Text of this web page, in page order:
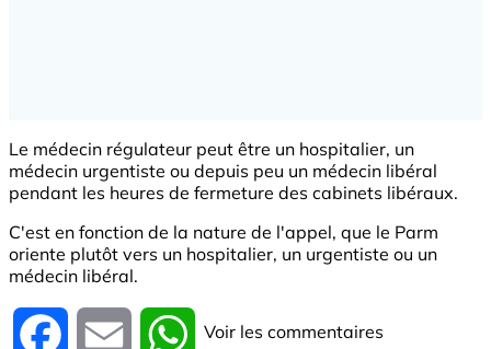
Le médecin régulateur peut être un hospitalier, un
médecin urgentiste ou depuis peu un médecin libéral
pendant les heures de fermeture des cabinets libéraux.
C'est en fonction de la nature de l'appel, que le Parm
oriente plutôt vers un hospitalier, un urgentiste ou un
médecin libéral.
Facebook Email WhatsApp
Voir les commentaires